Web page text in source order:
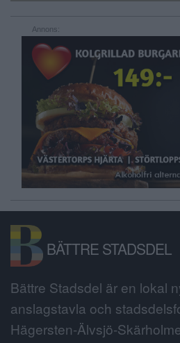
Annons:
BÄTTRE STADSDEL
Bättre Stadsdel är en lokal
anslagstavla och
Hägersten-Älvsjö-